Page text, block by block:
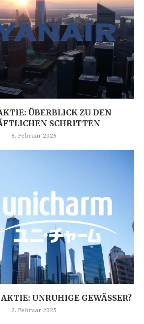
ÜBERBLICK ZU DEN
SCHRITTEN
8. Februar 2025
UNRUHIGE GEWÄSSER?
2. Februar 2025